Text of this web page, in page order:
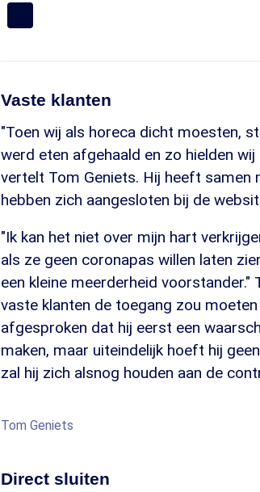
Vaste klanten
"Toen wij als horeca dicht moesten,
werd eten afgehaald en zo hielden
vertelt Tom Geniets. Hij heeft samen
hebben zich aangesloten bij de
"Ik kan het niet over mijn hart
als ze geen coronapas willen laten
een kleine meerderheid
vaste klanten de toegang zou
afgesproken dat hij eerst een
maken, maar uiteindelijk hoeft hij
zal hij zich alsnog houden aan de
Tom Geniets
Direct sluiten